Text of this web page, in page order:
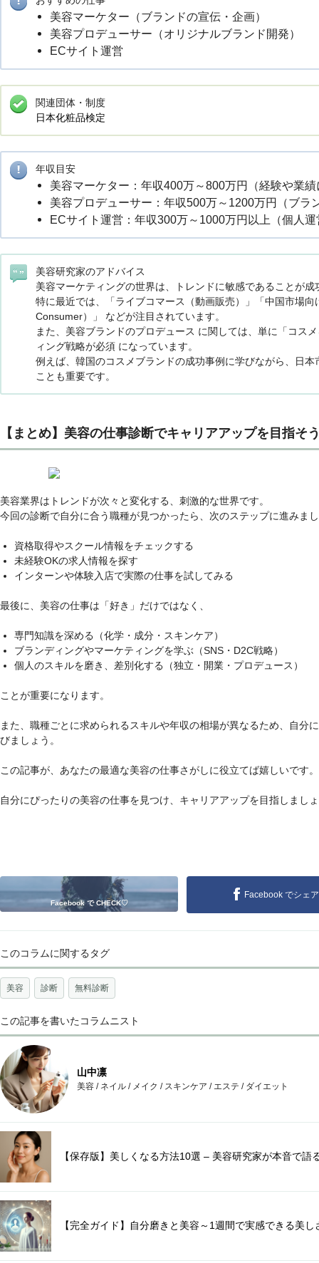
美容マーケター（ブランドの宣伝・企画）
美容プロデューサー（オリジナルブランド開発）
ECサイト運営
関連団体・制度
日本化粧品検定
年収目安
美容マーケター：年収400万～800万円（経験や業
美容プロデューサー：年収500万～1200万円（ブラ
ECサイト運営：年収300万～1000万円以上（個人
美容研究家のアドバイス
美容マーケティングの世界は、トレンドに敏感であることが成
特に最近では、「ライブコマース（動画販売）」「中国市場
Consumer）」 などが注目されています。
また、美容ブランドのプロデュース に関しては、単に「コス
ィング戦略が必須 になっています。
例えば、韓国のコスメブランドの成功事例に学びながら、日
ことも重要です。
【まとめ】美容の仕事診断でキャリアアップを目指そ
美容業界はトレンドが次々と変化する、刺激的な世界です。
今回の診断で自分に合う職種が見つかったら、次のステップに進みま
資格取得やスクール情報をチェックする
未経験OKの求人情報を探す
インターンや体験入店で実際の仕事を試してみる
最後に、美容の仕事は「好き」だけではなく、
専門知識を深める（化学・成分・スキンケア）
ブランディングやマーケティングを学ぶ（SNS・D2C戦略）
個人のスキルを磨き、差別化する（独立・開業・プロデュース）
ことが重要になります。
また、職種ごとに求められるスキルや年収の相場が異なるため、自分
びましょう。
この記事が、あなたの最適な美容の仕事さがしに役立てば嬉しいです。
自分にぴったりの美容の仕事を見つけ、キャリアアップを目指しまし
Facebook で CHECK♡
Facebook でシェア
このコラムに関するタグ
美容 診断 無料診断
この記事を書いたコラムニスト
山中凛
美容 /ネイル /メイク /スキンケア /エステ /ダイエット
【保存版】美しくなる方法10選 – 美容研究家が本音で語
【完全ガイド】自分磨きと美容～1週間で実感できる美し